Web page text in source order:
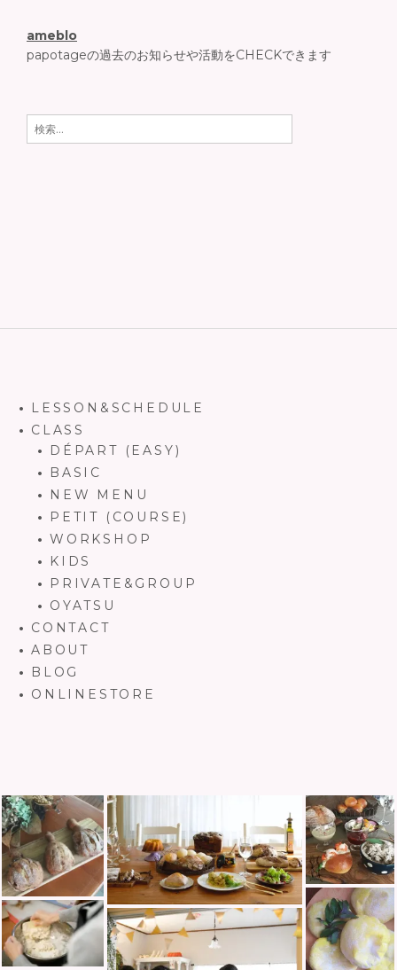
ameblo
papotageの過去のお知らせや活動をCHECKできます
検
索:
LESSON&SCHEDULE
CLASS
DÉPART (EASY)
BASIC
NEW MENU
PETIT (COURSE)
WORKSHOP
KIDS
PRIVATE&GROUP
OYATSU
CONTACT
ABOUT
BLOG
ONLINESTORE